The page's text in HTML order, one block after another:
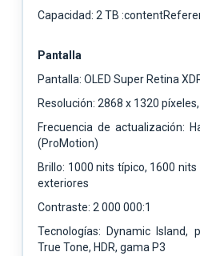
Capacidad: 2 TB
Pantalla
Pantalla: OLED Super Retina
Resolución: 2868 x 1320
Frecuencia de actualización:
(ProMotion)
Brillo: 1000 nits típico, 1600
exteriores
Contraste: 2 000 000:1
Tecnologías: Dynamic Island,
True Tone, HDR, gama P3